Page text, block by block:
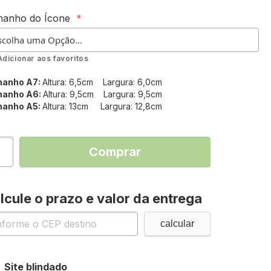
do Ícone
aos favoritos
A7: Altura: 6,5cm Largura: 6,0cm
A6: Altura: 9,5cm Largura: 9,5cm
A5: Altura: 13cm Largura: 12,8cm
Comprar
o prazo e valor da entrega
Site blindado